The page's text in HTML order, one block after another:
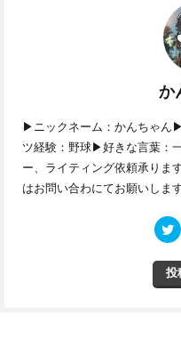
か
▶ニックネーム：かんちゃ
ツ経験：野球▶好きな言葉：
ー、ライティング依頼承りま
はお問い合わに
投